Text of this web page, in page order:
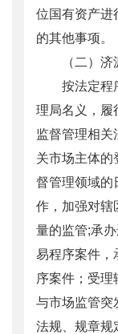
位国有资产进
的其他事项。
（二）
按法定程
理局名义，履
监督管理相关
关市场主体的
督管理领域的
作，加强对辖
量的监管;承
易程序案件，
序案件；受理
与市场监管突
法规、规章规